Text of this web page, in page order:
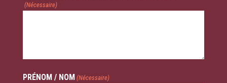
(Nécessaire)
PRÉNOM / NOM (Nécessaire)